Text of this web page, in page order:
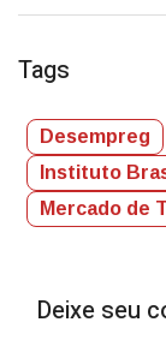
Tags
Desempreg
Instituto
Mercado de
Deixe seu